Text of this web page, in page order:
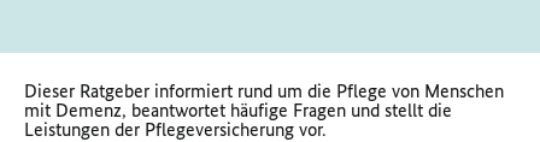
Dieser Ratgeber informiert rund um die Pflege von Menschen
mit Demenz, beantwortet häufige Fragen und stellt die
Leistungen der Pflegeversicherung vor.